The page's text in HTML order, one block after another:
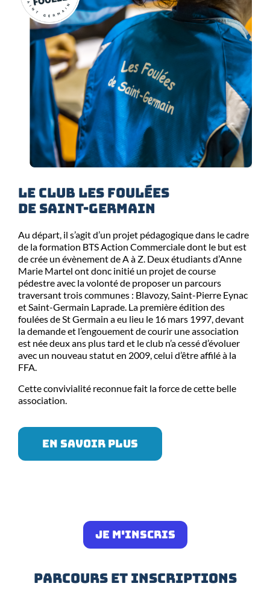
LE CLUB LES FOULÉES
DE SAINT-GERMAIN
Au départ, il s’agit d’un projet pédagogique dans le cadre
de la formation BTS Action Commerciale dont le but est
de crée un évènement de A à Z. Deux étudiants d’Anne
Marie Martel ont donc initié un projet de course
pédestre avec la volonté de proposer un parcours
traversant trois communes : Blavozy, Saint-Pierre Eynac
et Saint-Germain Laprade. La première édition des
foulées de St Germain a eu lieu le 16 mars 1997, devant
la demande et l’engouement de courir une association
est née deux ans plus tard et le club n’a cessé d’évoluer
avec un nouveau statut en 2009, celui d’être affilé à la
FFA.
Cette convivialité reconnue fait la force de cette belle
association.
EN SAVOIR PLUS
JE M'INSCRIS
PARCOURS ET INSCRIPTIONS